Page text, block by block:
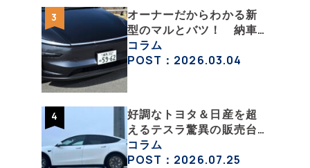
オーナーだからわかる新
型のマルとバツ！ 納車
された新型を旧型モデル
Ｙと細部まで比べてみた
【テスラ沼にはまった大
学教授のEV生活・その
６】
コラム
POST：2026.03.04
好調なトヨタ＆日産を超
えるテスラ驚異の販売台
数！ 日本のEV市場はま
すます拡大
コラム
POST：2026.07.25